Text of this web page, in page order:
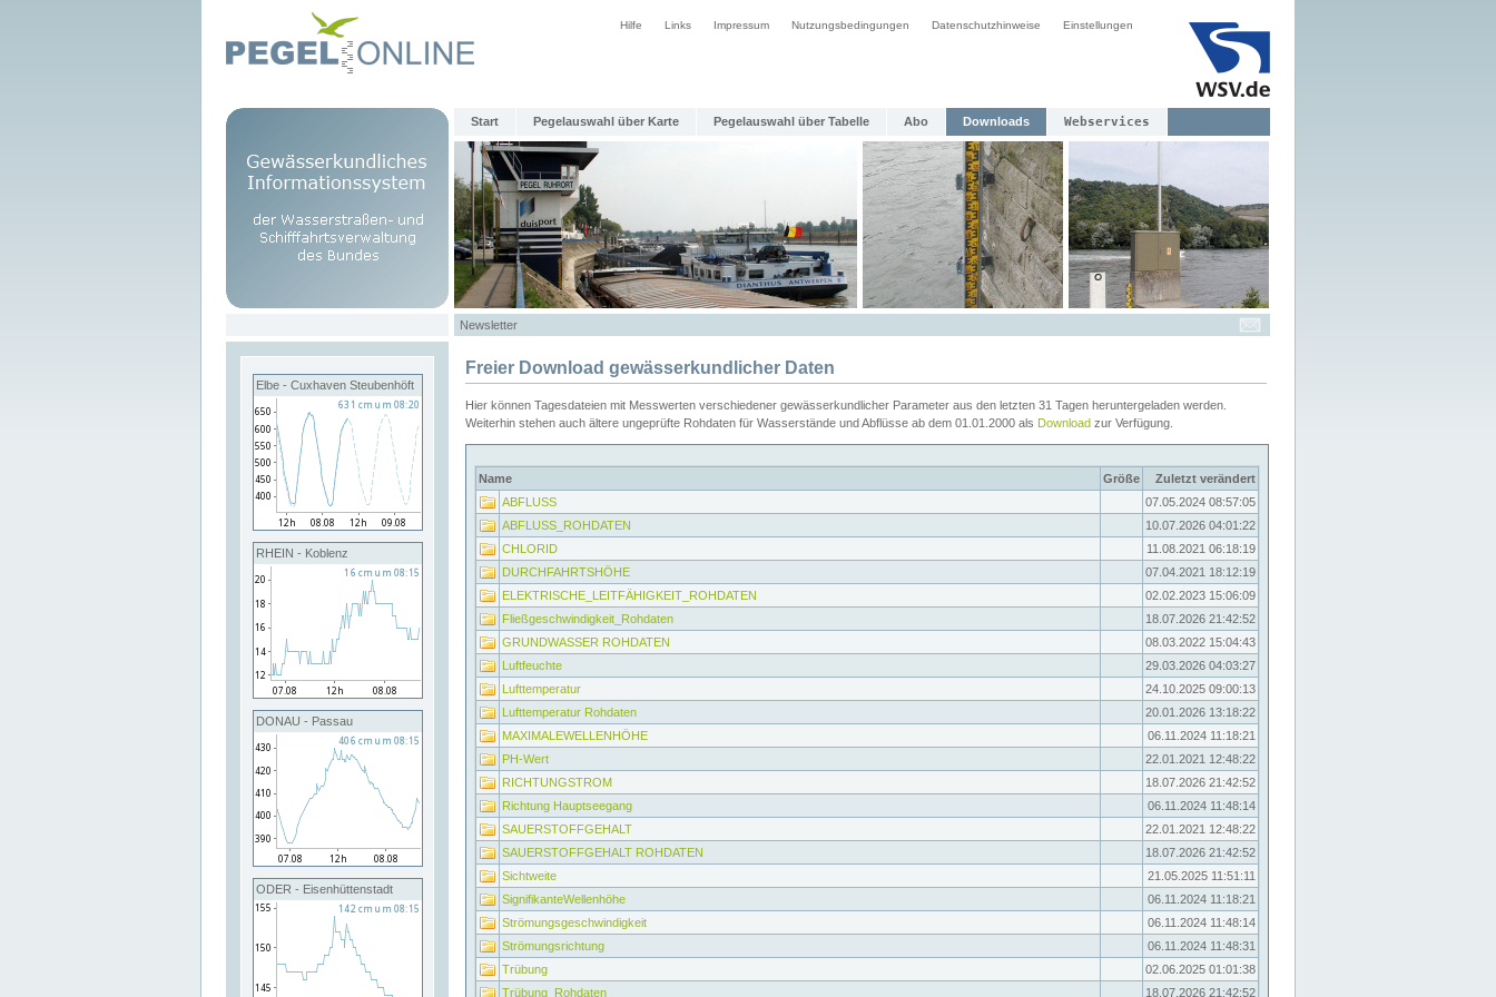
Hilfe Links Impressum Nutzungsbedingungen Datenschutzhinweise Einstellungen
Start Pegelauswahl über Karte Pegelauswahl über Tabelle Abo Downloads Webservices
Newsletter
Elbe - Cuxhaven Steubenhöft
RHEIN - Koblenz
DONAU - Passau
ODER - Eisenhüttenstadt
Freier Download gewässerkundlicher Daten
Hier können Tagesdateien mit Messwerten verschiedener gewässerkundlicher Parameter aus den letzten 31 Tagen heruntergeladen werden.
Weiterhin stehen auch ältere ungeprüfte Rohdaten für Wasserstände und Abflüsse ab dem 01.01.2000 als Download zur Verfügung.
Name Größe
Zuletzt verändert
ABFLUSS
07.05.2024 08:57:05
ABFLUSS_ROHDATEN
10.07.2026 04:01:22
CHLORID
11.08.2021 06:18:19
DURCHFAHRTSHÖHE
07.04.2021 18:12:19
ELEKTRISCHE_LEITFÄHIGKEIT_ROHDATEN
02.02.2023 15:06:09
Fließgeschwindigkeit_Rohdaten
18.07.2026 21:42:52
GRUNDWASSER ROHDATEN
08.03.2022 15:04:43
Luftfeuchte
29.03.2026 04:03:27
Lufttemperatur
24.10.2025 09:00:13
Lufttemperatur Rohdaten
20.01.2026 13:18:22
MAXIMALEWELLENHÖHE
06.11.2024 11:18:21
PH-Wert
22.01.2021 12:48:22
RICHTUNGSTROM
18.07.2026 21:42:52
Richtung Hauptseegang
06.11.2024 11:48:14
SAUERSTOFFGEHALT
22.01.2021 12:48:22
SAUERSTOFFGEHALT ROHDATEN
18.07.2026 21:42:52
Sichtweite
21.05.2025 11:51:11
SignifikanteWellenhöhe
06.11.2024 11:18:21
Strömungsgeschwindigkeit
06.11.2024 11:48:14
Strömungsrichtung
06.11.2024 11:48:31
Trübung
02.06.2025 01:01:38
Trübung_Rohdaten
18.07.2026 21:42:52